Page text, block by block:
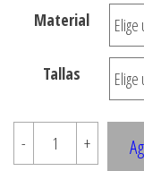
$7.900
Material
Tallas
-
16701
POLERA
+